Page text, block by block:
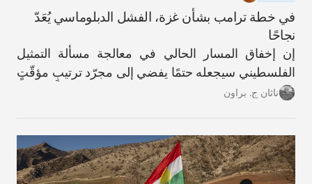
في خطة ترامب بشأن غزة، الفشل الدبلوماسي يُعَدّ
نجاحًا
إن إخفاق المسار الحالي في معالجة مسألة التمثيل
الفلسطيني سيجعله حتمًا يفضي إلى مجرّد ترتيبٍ مؤقّتٍ
آخر.ناثان ج. براون